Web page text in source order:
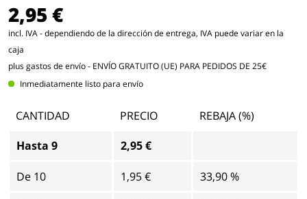
2,95 €
incl. IVA - dependiendo de la dirección de entrega, IVA puede variar en la
caja
plus gastos de envío- ENVÍO GRATUITO (UE) PARA PEDIDOS DE 25€
Inmediatamente listo para envío
CANTIDAD PRECIO
REBAJA (%)
Hasta 9 2,95 €
De 10 1,95 € 33,90 %